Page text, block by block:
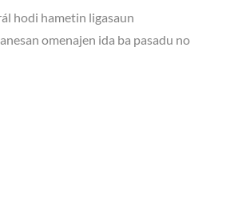
hodi hametin ligasaun
omenajen ida ba pasadu no